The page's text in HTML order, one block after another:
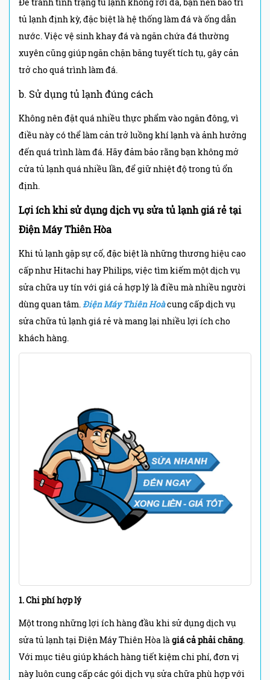
tủ lạnh định kỳ, đặc biệt là hệ thống làm đá và ống dẫn
nước. Việc vệ sinh khay đá và ngăn chứa đá thường
xuyên cũng giúp ngăn chặn băng tuyết tích tụ, gây cản
trở cho quá trình làm đá.
b. Sử dụng tủ lạnh đúng cách
Không nên đặt quá nhiều thực phẩm vào ngăn đông, vì
điều này có thể làm cản trở luồng khí lạnh và ảnh hưởng
đến quá trình làm đá. Hãy đảm bảo rằng bạn không mở
cửa tủ lạnh quá nhiều lần, để giữ nhiệt độ trong tủ ổn
định.
Lợi ích khi sử dụng dịch vụ sửa tủ lạnh giá rẻ tại
Điện Máy Thiên Hòa
Khi tủ lạnh gặp sự cố, đặc biệt là những thương hiệu cao
cấp như Hitachi hay Philips, việc tìm kiếm một dịch vụ
sửa chữa uy tín với giá cả hợp lý là điều mà nhiều người
dùng quan tâm. Điện Máy Thiên Hoàcung cấp dịch vụ
sửa chữa tủ lạnh giá rẻ và mang lại nhiều lợi ích cho
khách hàng.
1. Chi phí hợp lý
Một trong những lợi ích hàng đầu khi sử dụng dịch vụ
sửa tủ lạnh tại Điện Máy Thiên Hòa là giá cả phải chăng.
Với mục tiêu giúp khách hàng tiết kiệm chi phí, đơn vị
này luôn cung cấp các gói dịch vụ sửa chữa phù hợp với